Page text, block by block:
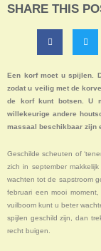
SHARE THIS
Een korf moet u spijlen.
zodat u veilig met de
de korf kunt botsen. U
willekeurige andere
massaal beschikbaar zijn
Geschilde scheuten of
zich in september
wachten tot de sapstroom
februari een mooi
vuilboom kunt u beter
spijlen geschild zijn, dan
recht buigen.